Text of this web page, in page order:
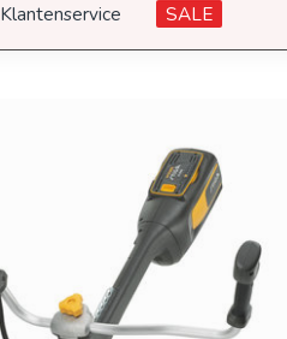
Klantenservice SALE